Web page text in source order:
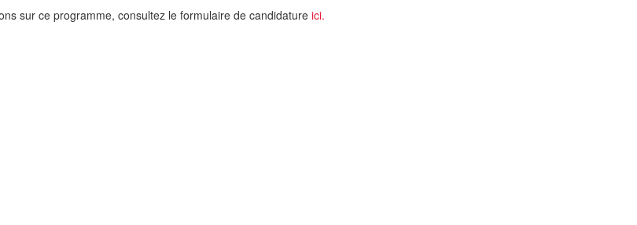
sur ce programme, consultez le formulaire de candidatureici.